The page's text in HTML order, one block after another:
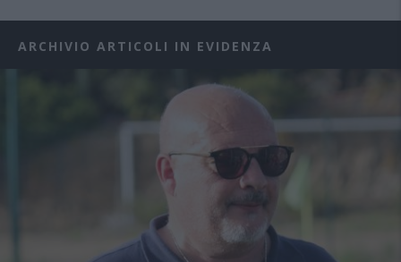
ARCHIVIO ARTICOLI IN EVIDENZA